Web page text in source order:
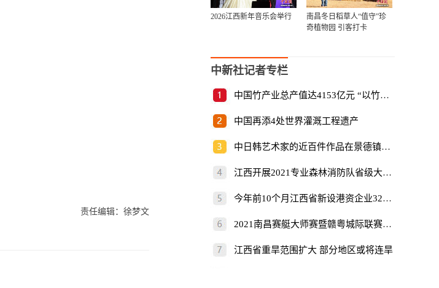
责任编辑：徐梦文
2026江西新年音乐会举行
南昌冬日稻草人“值守”珍
奇植物园 引客打卡
中新社记者专栏
中国竹产业总产值达4153亿元 “以竹代塑”倡
中国再添4处世界灌溉工程遗产
中日韩艺术家的近百件作品在景德镇展出
江西开展2021专业森林消防队省级大比武
今年前10个月江西省新设港资企业325家
2021南昌赛艇大师赛暨赣粤城际联赛开赛
江西省重旱范围扩大 部分地区或将连旱